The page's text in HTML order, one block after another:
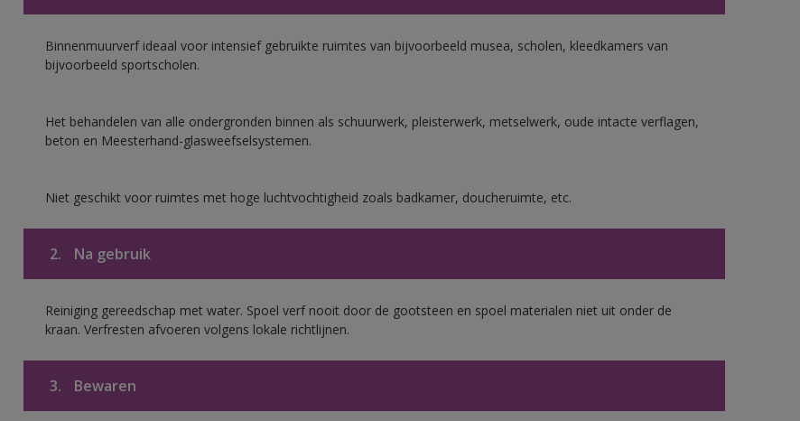
Binnenmuurverf ideaal voor intensief gebruikte ruimtes van bijvoorbeeld musea, scholen, kleedkamers van
bijvoorbeeld sportscholen.
Het behandelen van alle ondergronden binnen als schuurwerk, pleisterwerk, metselwerk, oude intacte verflagen,
beton en Meesterhand-glasweefselsystemen.
Niet geschikt voor ruimtes met hoge luchtvochtigheid zoals badkamer, doucheruimte, etc.
2. Na gebruik
Reiniging gereedschap met water. Spoel verf nooit door de gootsteen en spoel materialen niet uit onder de
kraan. Verfresten afvoeren volgens lokale richtlijnen.
3. Bewaren